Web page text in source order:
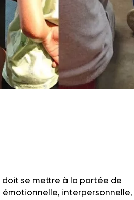
doit se mettre à la portée de
interpersonnelle,